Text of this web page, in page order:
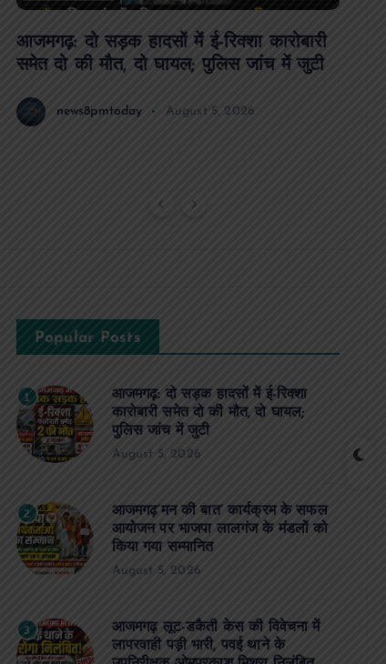
आजमगढ़: दो सड़क हादसों में ई-रिक्शा कारोबारी
समेत दो की मौत, दो घायल; पुलिस जांच में जुटी
news8pmtoday August 5, 2026
Popular Posts
1
आजमगढ़: दो सड़क हादसों में ई-रिक्शा
कारोबारी समेत दो की मौत, दो घायल;
पुलिस जांच में जुटी
August 5, 2026
2
आजमगढ़’मन की बात’ कार्यक्रम के सफल
आयोजन पर भाजपा लालगंज के मंडलों को
किया गया सम्मानित
August 5, 2026
3
आजमगढ़ लूट-डकैती केस की विवेचना में
लापरवाही पड़ी भारी, पवई थाने के